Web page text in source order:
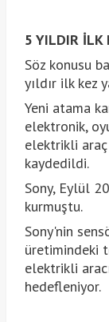
5 YILDIR İLK
Söz konusu
yıldır ilk kez
Yeni atama
elektronik,
elektrikli
kaydedildi.
Sony, Eylül
kurmuştu.
Sony'nin
üretimindeki
elektrikli
hedefleniyor.